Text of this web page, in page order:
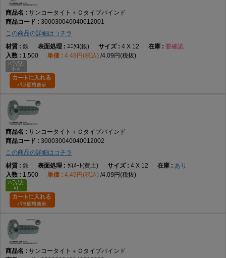
サンコータイト＋Ｃタイプバインド
300030040040012001
この商品の詳細はコチラ
鉄
ﾕﾆｸﾛ(銀) 4 X 12
要確認
1,500
4.49円(税込) 4.09円(税抜)
サンコータイト＋Ｃタイプバインド
300030040040012002
この商品の詳細はコチラ
鉄
ｸﾛﾒｰﾄ(黄土) 4 X 12
あり
1,500
4.49円(税込) 4.09円(税抜)
サンコータイト＋Ｃタイプバインド